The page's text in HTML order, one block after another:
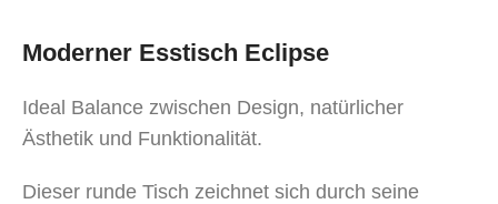
Moderner Esstisch Eclipse
Ideal Balance zwischen Design, natürlicher
Ästhetik und Funktionalität.
Dieser runde Tisch zeichnet sich durch seine